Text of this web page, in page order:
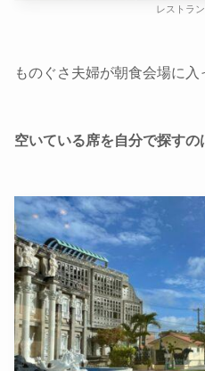
レストラ
ものぐさ夫婦が朝食会場に入
空いている席を自分で探すの